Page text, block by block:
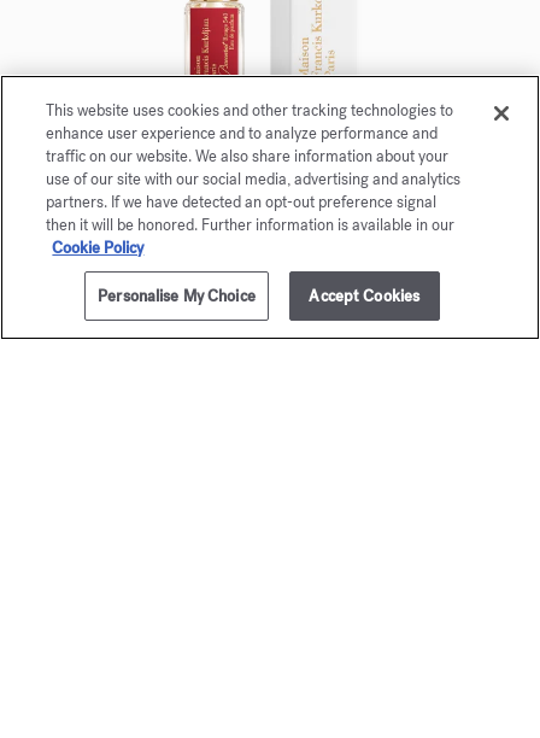
ZUM WARENKORB HINZUFÜGEN 380,00 €
Baccarat Rouge 540
Eau de parfum 5ml
Maison Francis Kurkdjian freut sich, Ihnen
Baccarat Rouge 540 Eau de parfum 5ml.
This website uses cookies and other tracking technologies to
enhance user experience and to analyze performance and
traffic on our website. We also share information about your
use of our site with our social media, advertising and analytics
partners. If we have detected an opt-out preference signal
then it will be honored. Further information is available in our
Cookie Policy
Personalise My Choice Accept Cookies